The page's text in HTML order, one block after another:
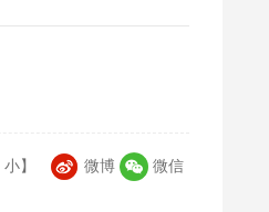
小】 微博 微信